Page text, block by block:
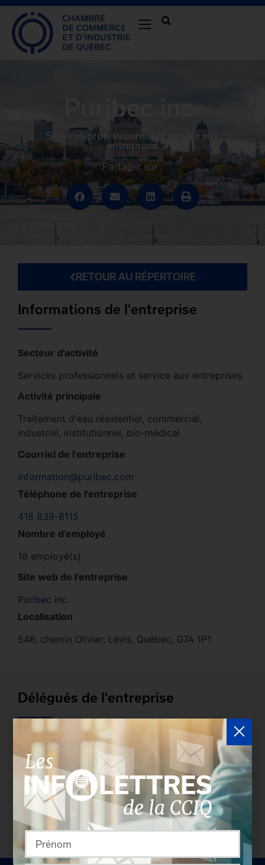
Puribec inc.
Services professionnels et service aux
entreprises
Partager sur :
RETOUR AU RÉPERTOIRE
Informations de l'entreprise
Secteur d'activité
Services professionnels et service aux entreprises
Activité principale
Traitement d'eau résidentiel, commercial,
industriel, institutionnel, bio-médical
Courriel de l'entreprise
information@puribec.com
Téléphone de l'entreprise
418 839-8115
Nombre d'employé
18 employé(s)
Site web de l'entreprise
Puribec inc.
Localisation
546, chemin Olivier, Lévis, Québec, G7A 1P1
Délégués de l'entreprise
Les entreprises membres peuvent bénéficier d’une
version plus détaillée du répertoire via leur espace
sécurisé.Connectez-vous
afin de consulter le
profil complet des entreprises incluant les
coordonnées des délégués inscrits. Vous n'êtes
pas membre? N'attendez plus et devenez membre!